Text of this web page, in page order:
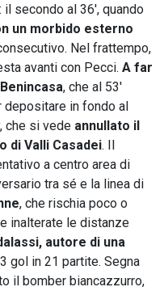
secondo al 36', quando
un morbido esterno
Nel frattempo,
avanti con Pecci. A far
, che al 53'
depositare in fondo al
che si vede annullato il
di Valli Casadei. Il
a centro area di
tra sé e la linea di
, che rischia poco o
inalterate le distanze
autore di una
gol in 21 partite. Segna
il bomber biancazzurro,